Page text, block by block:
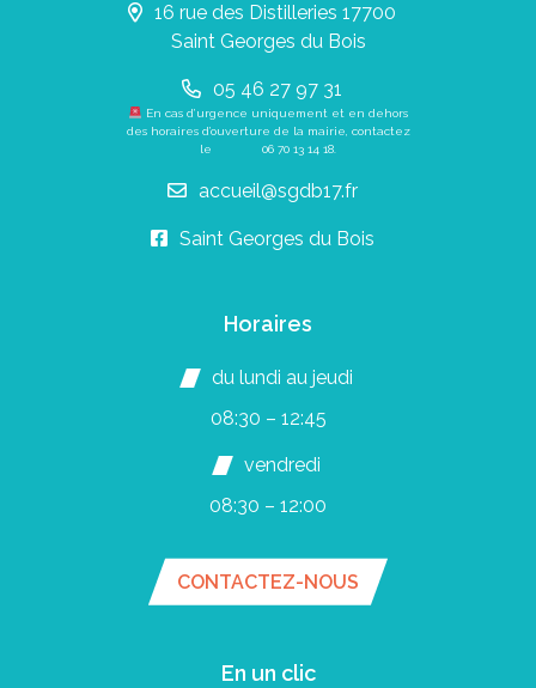
16 rue des Distilleries 17700
Saint Georges du Bois
05 46 27 97 31
En cas d’urgence uniquement et en dehors
des horaires d’ouverture de la mairie, contactez
le 06 70 13 14 18
accueil@sgdb17.fr
Saint Georges du Bois
Horaires
du lundi au jeudi
08:30 – 12:45
vendredi
08:30 – 12:00
CONTACTEZ-NOUS
En un clic